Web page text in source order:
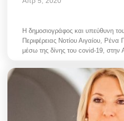
Η δημοσιογράφος και υπεύθυνη
Περιφέρειας Νοτίου Αιγαίου,
μέσω της δίνης του covid-19, στην